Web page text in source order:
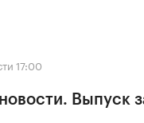
17:00
новости. Выпуск